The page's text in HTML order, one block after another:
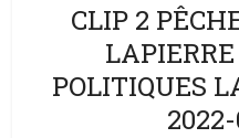
CLIP 2
POLITIQUES